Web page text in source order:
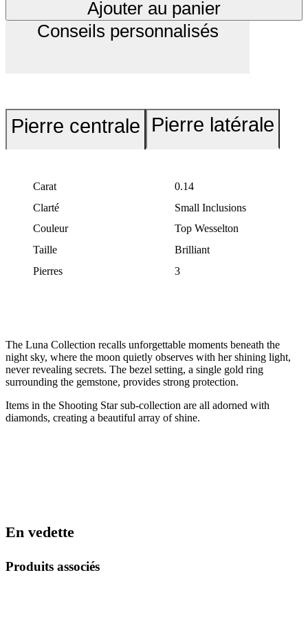
Ajouter au panier
Conseils personnalisés
Pierre centrale Pierre latérale
Carat
0.14
Clarté
Small Inclusions
Couleur
Top Wesselton
Taille
Brilliant
Pierres
3
The Luna Collection recalls unforgettable moments beneath the
night sky, where the moon quietly observes with her shining light,
never revealing secrets. The bezel setting, a single gold ring
surrounding the gemstone, provides strong protection.
Items in the Shooting Star sub-collection are all adorned with
diamonds, creating a beautiful array of shine.
En vedette
Produits associés